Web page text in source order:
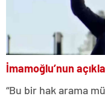
İmamoğlu’nun
“Bu bir hak arama